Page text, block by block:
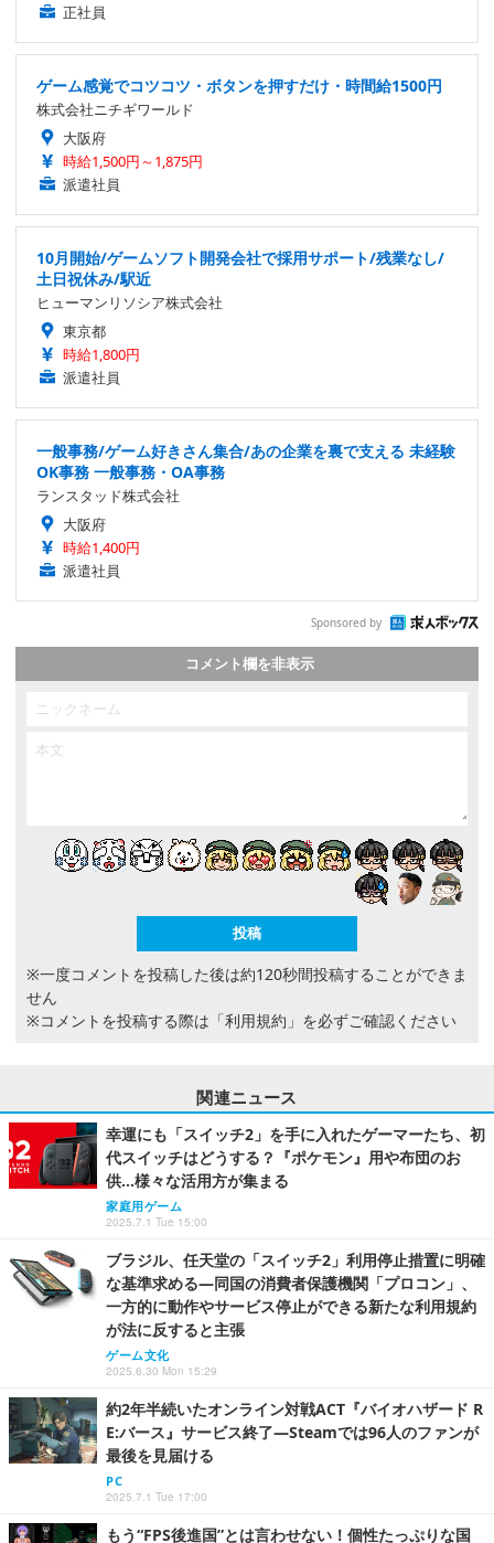
正社員
ゲーム感覚でコツコツ・ボタンを押すだけ・時間給1500円
株式会社ニチギワールド
大阪府
時給1,500円～1,875円
派遣社員
10月開始/ゲームソフト開発会社で採用サポート/残業なし/
土日祝休み/駅近
ヒューマンリソシア株式会社
東京都
時給1,800円
派遣社員
一般事務/ゲーム好きさん集合/あの企業を裏で支える 未経験
OK事務 一般事務・OA事務
ランスタッド株式会社
大阪府
時給1,400円
派遣社員
Sponsored by
コメント欄を非表示
※一度コメントを投稿した後は約120秒間投稿することができま
せん
※コメントを投稿する際は 「利用規約」 を必ずご確認ください
関連ニュース
幸運にも「スイッチ2」を手に入れたゲーマーたち、初
代スイッチはどうする？『ポケモン』用や布団のお
供…様々な活用方が集まる
家庭用ゲーム
2025.7.1 Tue 15:00
ブラジル、任天堂の「スイッチ2」利用停止措置に明確
な基準求める―同国の消費者保護機関「プロコン」、
一方的に動作やサービス停止ができる新たな利用規約
が法に反すると主張
ゲーム文化
2025.6.30 Mon 15:29
約2年半続いたオンライン対戦ACT『バイオハザード R
E:バース』サービス終了―Steamでは96人のファンが
最後を見届ける
PC
2025.7.1 Tue 17:00
もう“FPS後進国”とは言わせない！個性たっぷりな国